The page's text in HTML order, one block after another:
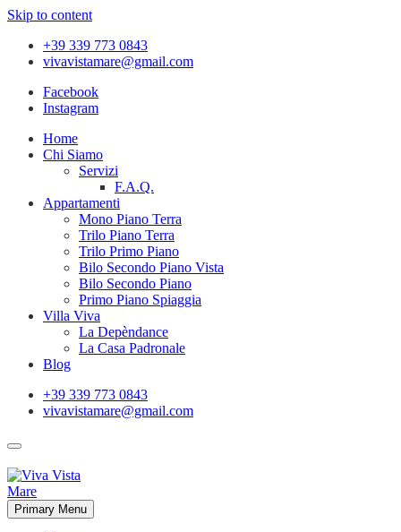
Skip to content
+39 339 773 0843
vivavistamare@gmail.com
Facebook
Instagram
Home
Chi Siamo
Servizi
F.A.Q.
Appartamenti
Mono Piano Terra
Trilo Piano Terra
Trilo Primo Piano
Bilo Secondo Piano Vista
Bilo Secondo Piano
Primo Piano Spiaggia
Villa Viva
La Depèndance
La Casa Padronale
Blog
+39 339 773 0843
vivavistamare@gmail.com
Primary Menu